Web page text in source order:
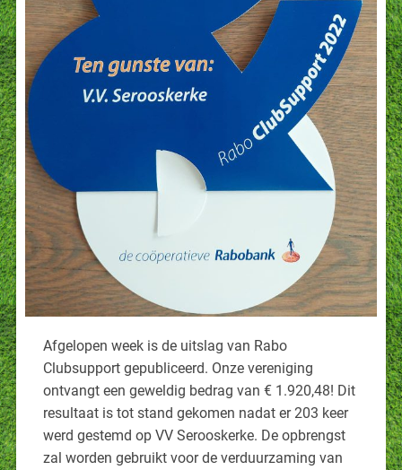
Afgelopen week is de uitslag van Rabo
Clubsupport gepubliceerd. Onze vereniging
ontvangt een geweldig bedrag van € 1.920,48! Dit
resultaat is tot stand gekomen nadat er 203 keer
werd gestemd op VV Serooskerke. De opbrengst
zal worden gebruikt voor de verduurzaming van